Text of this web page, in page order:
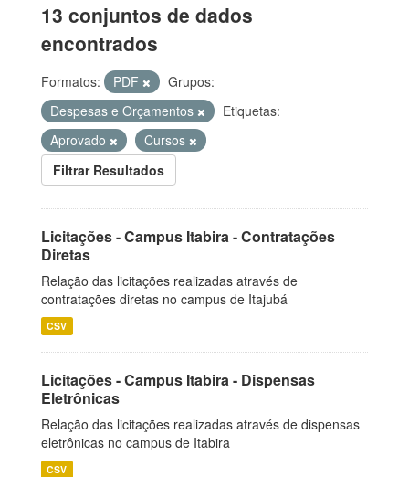
13 conjuntos de dados
encontrados
Formatos: PDF
Grupos:
Despesas e Orçamentos
Etiquetas:
Aprovado
Cursos
Filtrar Resultados
Licitações - Campus Itabira - Contratações
Diretas
Relação das licitações realizadas através de
contratações diretas no campus de Itajubá
CSV
Licitações - Campus Itabira - Dispensas
Eletrônicas
Relação das licitações realizadas através de dispensas
eletrônicas no campus de Itabira
CSV